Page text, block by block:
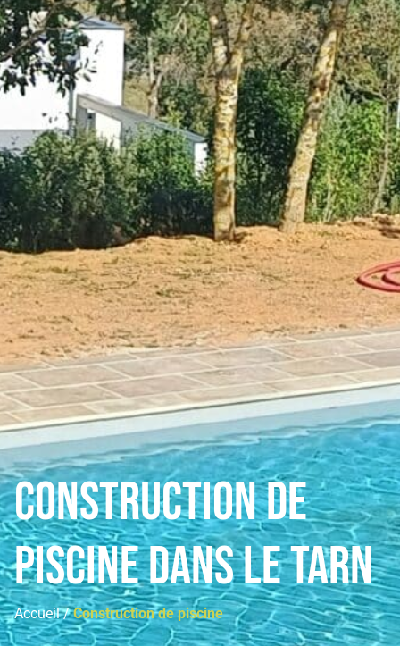
Construction de
piscine dans le tarn
Accueil /Construction de piscine